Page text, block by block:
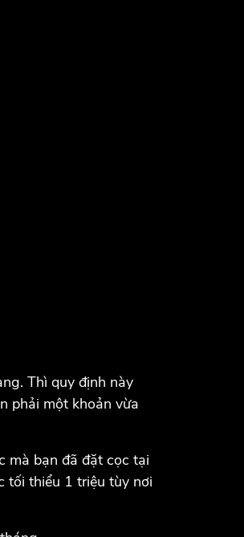
Thì quy định này
phải một khoản vừa
mà bạn đã đặt cọc tại
tối thiểu 1 triệu tùy nơi